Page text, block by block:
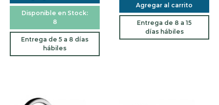
Disponible en Stock:
8
Entrega de 5 a 8 días
hábiles
Agregar al carrito
Entrega de 8 a 15
días hábiles